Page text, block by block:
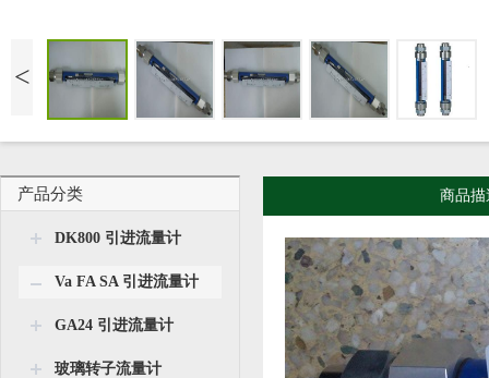
<
产品分类
DK800 引进流量计
Va FA SA 引进流量计
GA24 引进流量计
玻璃转子流量计
商品描